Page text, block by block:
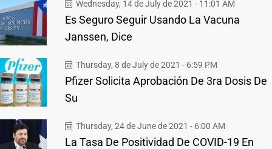
Wednesday, 14 de July de 2021 - 11:01 AM
Es Seguro Seguir Usando La Vacuna
Janssen, Dice
Thursday, 8 de July de 2021 - 6:59 PM
Pfizer Solicita Aprobación De 3ra Dosis De
Su
Thursday, 24 de June de 2021 - 6:00 AM
La Tasa De Positividad De COVID-19 En